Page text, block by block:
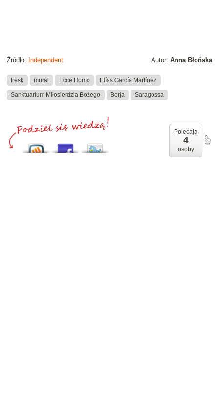
Autor: Anna Błońska
Źródło: Independent
fresk mural Ecce Homo Elías García Martínez
Sanktuarium Miłosierdzia Bożego Borja Saragossa
Polecają
4
osoby